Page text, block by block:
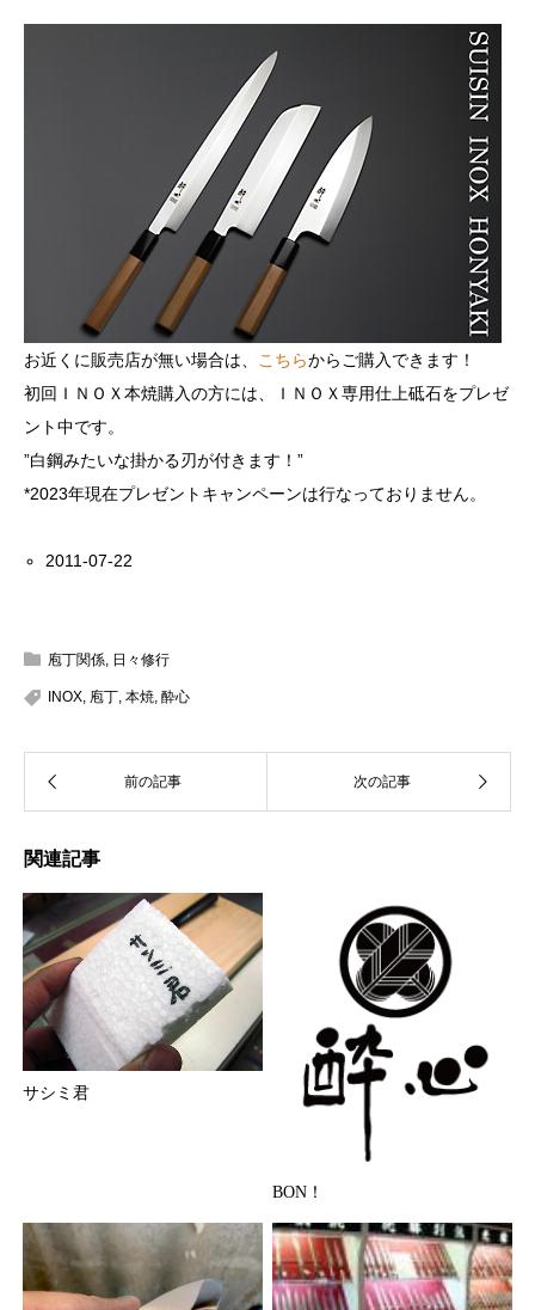
お近くに販売店が無い場合は、 こちらからご購入できます！
初回ＩＮＯＸ本焼購入の方には、ＩＮＯＸ専用仕上砥石をプレゼ
ント中です。
”白鋼みたいな掛かる刃が付きます！”
*2023年現在プレゼントキャンペーンは行なっておりません。
2011-07-22
庖丁関係, 日々修行
INOX, 庖丁, 本焼, 酔心
関連記事
サシミ君
BON！